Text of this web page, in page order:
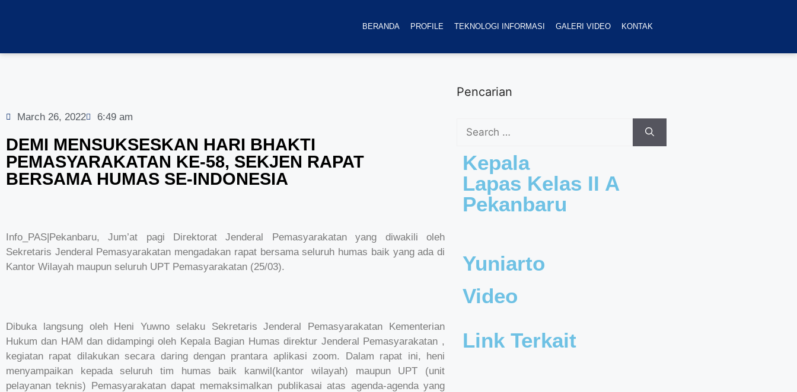
BERANDA PROFILE TEKNOLOGI INFORMASI GALERI VIDEO KONTAK
March 26, 2022 6:49 am
DEMI MENSUKSESKAN HARI BHAKTI
PEMASYARAKATAN KE-58, SEKJEN RAPAT
BERSAMA HUMAS SE-INDONESIA
Info_PAS|Pekanbaru, Jum’at pagi Direktorat Jenderal Pemasyarakatan yang diwakili oleh
Sekretaris Jenderal Pemasyarakatan mengadakan rapat bersama seluruh humas baik yang ada di
Kantor Wilayah maupun seluruh UPT Pemasyarakatan (25/03).
Dibuka langsung oleh Heni Yuwno selaku Sekretaris Jenderal Pemasyarakatan Kementerian
Hukum dan HAM dan didampingi oleh Kepala Bagian Humas direktur Jenderal Pemasyarakatan ,
kegiatan rapat dilakukan secara daring dengan prantara aplikasi zoom. Dalam rapat ini, heni
menyampaikan kepada seluruh tim humas baik kanwil(kantor wilayah) maupun UPT (unit
pelayanan teknis) Pemasyarakatan dapat memaksimalkan publikasai atas agenda-agenda yang
Pencarian
Kepala
Lapas Kelas II A
Pekanbaru
Yuniarto
Video
Link Terkait